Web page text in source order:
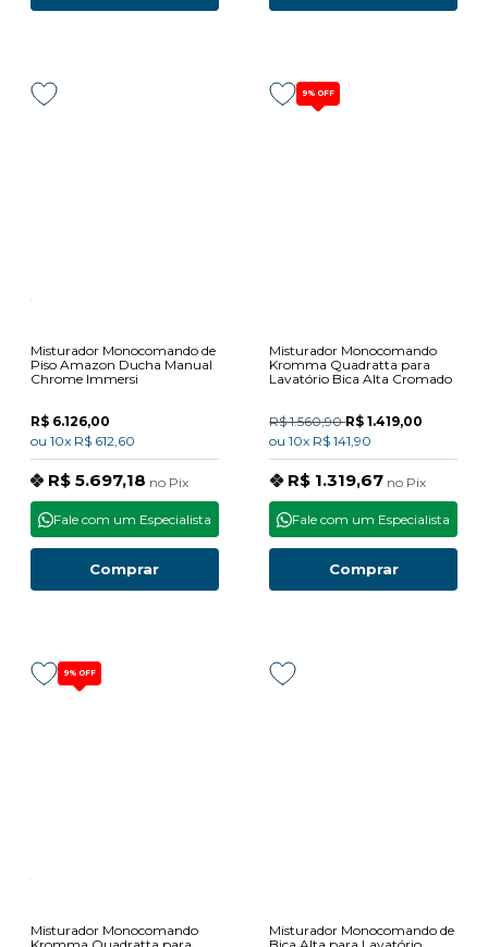
Misturador Monocomando de
Piso Amazon Ducha Manual
Chrome Immersi
R$ 6.126,00
ou 10x R$ 612,60
R$ 5.697,18 no Pix
Comprar
Fale com um Especialista
9% OFF
Misturador Monocomando
Kromma Quadratta para
Lavatório Bica Alta Cromado
R$ 1.560,90R$ 1.419,00
ou 10x R$ 141,90
R$ 1.319,67 no Pix
Comprar
Fale com um Especialista
9% OFF
Misturador Monocomando
Misturador Monocomando de